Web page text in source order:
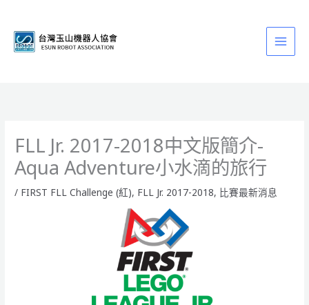
FLL Jr. 2017-2018中文版簡介-
Aqua Adventure小水滴的旅行
/ FIRST FLL Challenge (紅), FLL Jr. 2017-2018, 比賽最新消息